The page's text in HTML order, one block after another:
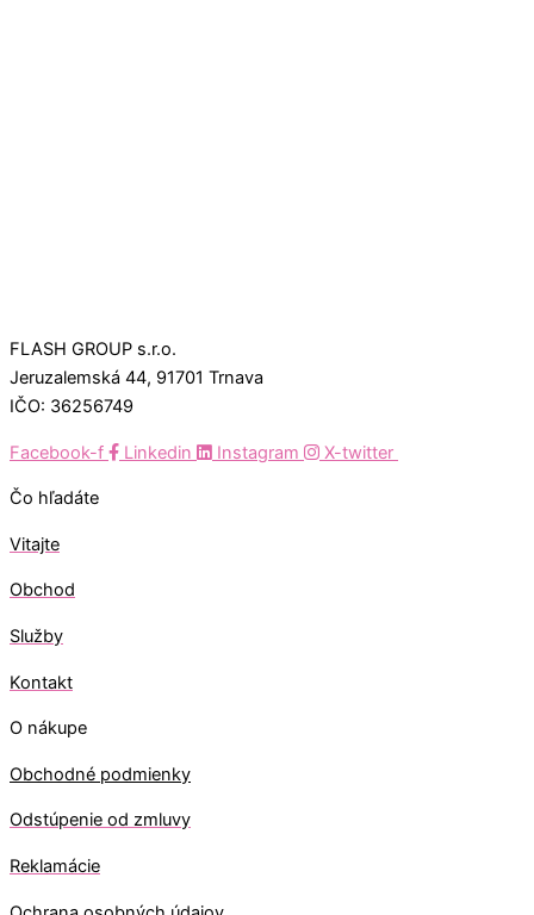
FLASH GROUP s.r.o.
Jeruzalemská 44, 91701 Trnava
IČO: 36256749
Facebook-f Linkedin Instagram X-twitter
Čo hľadáte
Vitajte
Obchod
Služby
Kontakt
O nákupe
Obchodné podmienky
Odstúpenie od zmluvy
Reklamácie